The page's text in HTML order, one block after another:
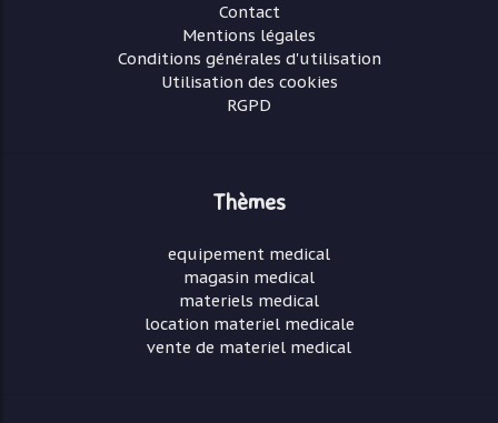
Contact
Mentions légales
Conditions générales d'utilisation
Utilisation des cookies
RGPD
Thèmes
equipement medical
magasin medical
materiels medical
location materiel medicale
vente de materiel medical